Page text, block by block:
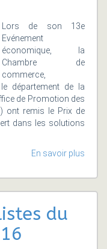
Lors de son 13e
Evénement
économique, la
Chambre de
commerce,
département de la
de Promotion des
ont remis le Prix de
dans les solutions
En savoir plus
du